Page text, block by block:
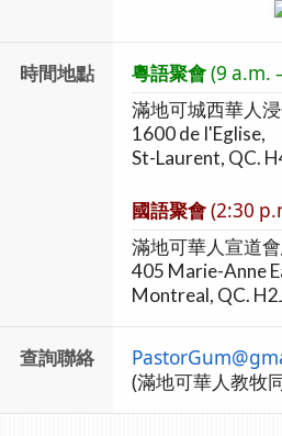
時間地點 粵語聚會(9 a.m.
滿地可城西華人
1600 de I'Eglise,
St-Laurent, QC.
國語聚會(2:30
滿地可華人宣道
405 Marie-Anne
Montreal, QC.
查詢聯絡
(滿地可華人教牧